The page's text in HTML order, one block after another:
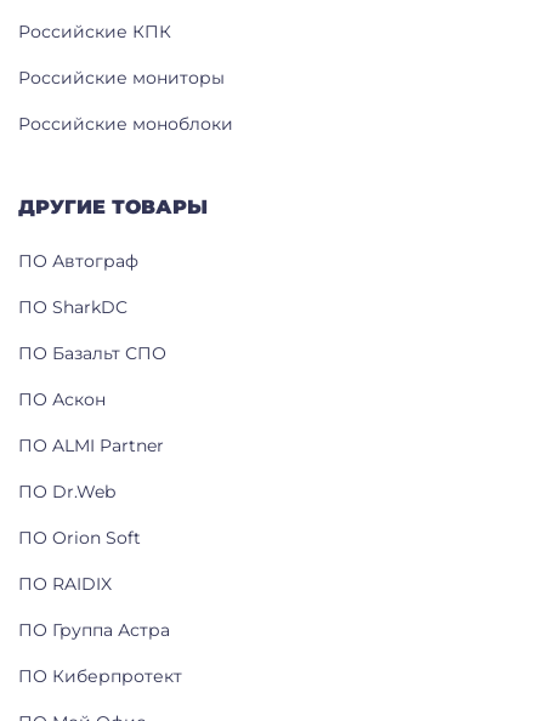
Российские КПК
Российские мониторы
Российские моноблоки
ДРУГИЕ ТОВАРЫ
ПО Автограф
ПО SharkDC
ПО Базальт СПО
ПО Аскон
ПО ALMI Partner
ПО Dr.Web
ПО Orion Soft
ПО RAIDIX
ПО Группа Астра
ПО Киберпротект